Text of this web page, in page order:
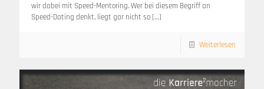
wir dabei mit Speed-Mentoring. Wer bei diesem Begriff an
Speed-Dating denkt, liegt gar nicht so[…]
Weiterlesen